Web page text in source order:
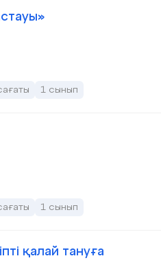
1 сынып
1 сынып
қалай тануға